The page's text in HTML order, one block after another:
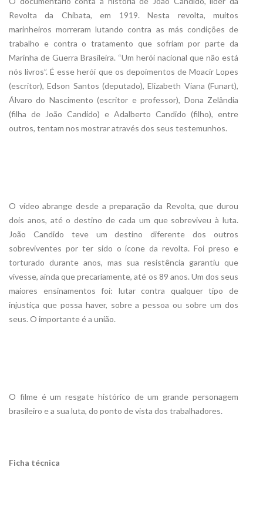
Revolta da Chibata, em 1919. Nesta revolta, muitos
marinheiros morreram lutando contra as más condições de
trabalho e contra o tratamento que sofriam por parte da
Marinha de Guerra Brasileira. “Um herói nacional que não está
nós livros”. É esse herói que os depoimentos de Moacir Lopes
(escritor), Edson Santos (deputado), Elizabeth Viana (Funart),
Álvaro do Nascimento (escritor e professor), Dona Zelândia
(filha de João Candido) e Adalberto Candido (filho), entre
outros, tentam nos mostrar através dos seus testemunhos.
O vídeo abrange desde a preparação da Revolta, que durou
dois anos, até o destino de cada um que sobreviveu à luta.
João Candido teve um destino diferente dos outros
sobreviventes por ter sido o ícone da revolta. Foi preso e
torturado durante anos, mas sua resistência garantiu que
vivesse, ainda que precariamente, até os 89 anos. Um dos seus
maiores ensinamentos foi: lutar contra qualquer tipo de
injustiça que possa haver, sobre a pessoa ou sobre um dos
seus. O importante é a união.
O filme é um resgate histórico de um grande personagem
brasileiro e a sua luta, do ponto de vista dos trabalhadores.
Ficha técnica